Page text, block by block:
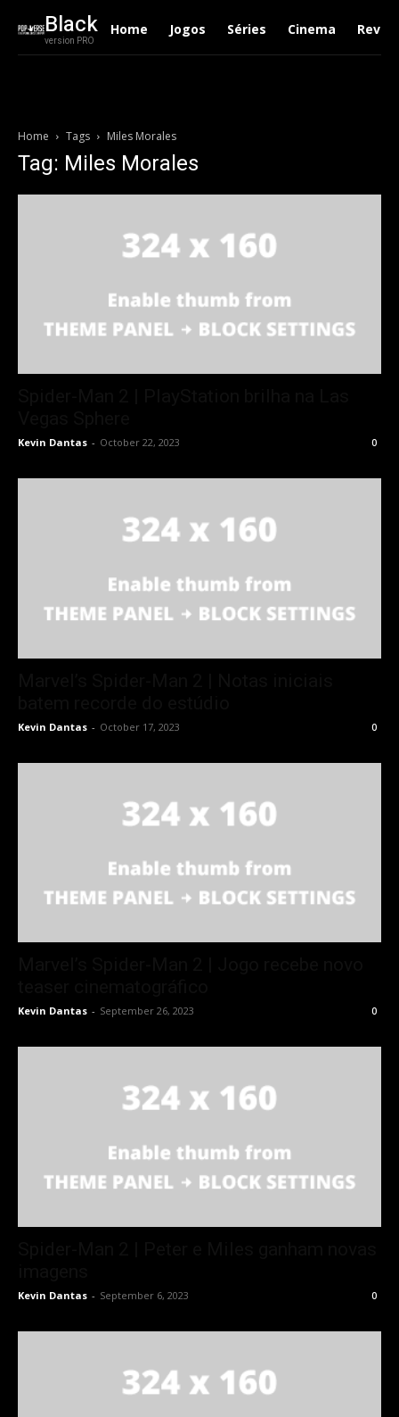
Black
version PRO
Home Jogos Séries Cinema
Home Tags Miles Morales
Tag: Miles Morales
Kevin Dantas - October 22, 2023 0
Kevin Dantas - October 17, 2023 0
Kevin Dantas - September 26, 2023 0
Kevin Dantas - September 6, 2023 0